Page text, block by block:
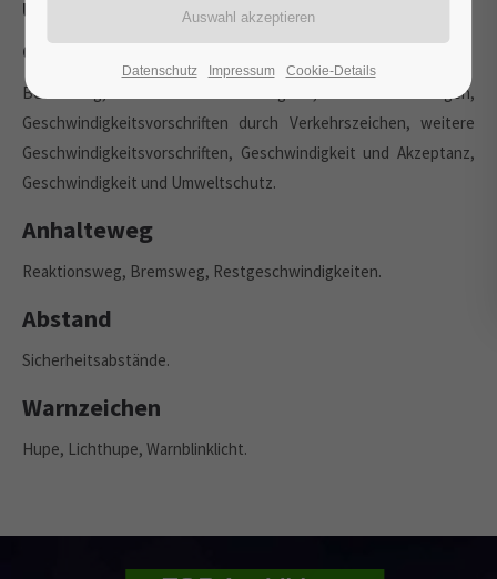
umweltschonende Fahrweise
Geschwindigkeit
Bedeutung, Wahl der Geschwindigkeit, Fehleinschätzungen,
Geschwindigkeitsvorschriften durch Verkehrszeichen, weitere
Geschwindigkeitsvorschriften, Geschwindigkeit und Akzeptanz,
Geschwindigkeit und Umweltschutz.
Anhalteweg
Reaktionsweg, Bremsweg, Restgeschwindigkeiten.
Abstand
Sicherheitsabstände.
Warnzeichen
Hupe, Lichthupe, Warnblinklicht.
Datenschutz Impressum Cookie-Details